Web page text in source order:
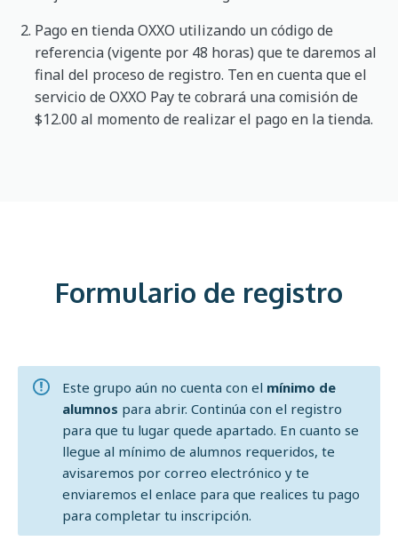
Pago en tienda OXXO utilizando un código de
referencia (vigente por 48 horas) que te daremos al
final del proceso de registro. Ten en cuenta que el
servicio de OXXO Pay te cobrará una comisión de
$12.00 al momento de realizar el pago en la tienda.
Formulario de registro
Este grupo aún no cuenta con el mínimo de
alumnos para abrir. Continúa con el registro
para que tu lugar quede apartado. En cuanto se
llegue al mínimo de alumnos requeridos, te
avisaremos por correo electrónico y te
enviaremos el enlace para que realices tu pago
para completar tu inscripción.